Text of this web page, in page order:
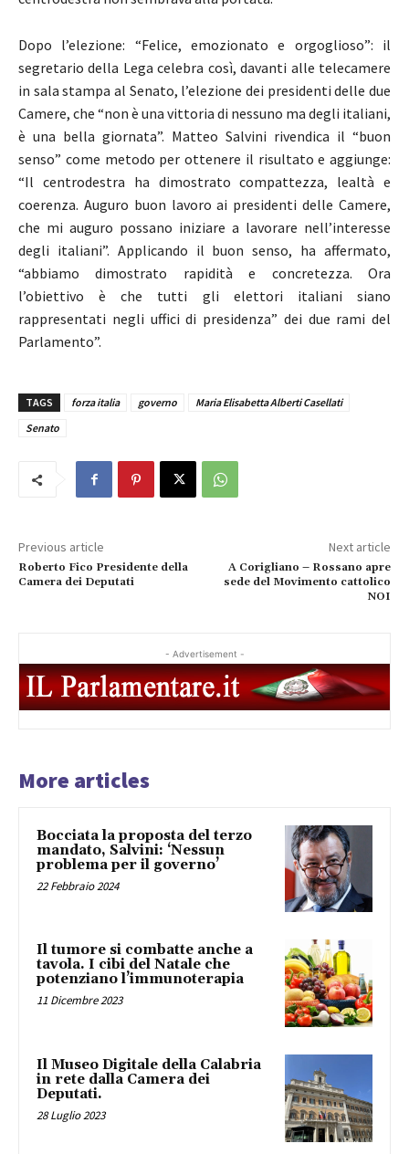
Dopo l’elezione: “Felice, emozionato e orgoglioso”: il
segretario della Lega celebra così, davanti alle telecamere
in sala stampa al Senato, l’elezione dei presidenti delle due
Camere, che “non è una vittoria di nessuno ma degli italiani,
è una bella giornata”. Matteo Salvini rivendica il “buon
senso” come metodo per ottenere il risultato e aggiunge:
“Il centrodestra ha dimostrato compattezza, lealtà e
coerenza. Auguro buon lavoro ai presidenti delle Camere,
che mi auguro possano iniziare a lavorare nell’interesse
degli italiani”. Applicando il buon senso, ha affermato,
“abbiamo dimostrato rapidità e concretezza. Ora
l’obiettivo è che tutti gli elettori italiani siano
rappresentati negli uffici di presidenza” dei due rami del
Parlamento”.
TAGS forza italia governo
Maria Elisabetta Alberti Casellati
Senato
Previous article
Roberto Fico Presidente della
Camera dei Deputati
Next article
A Corigliano – Rossano apre
sede del Movimento cattolico
NOI
- Advertisement -
More articles
Bocciata la proposta del terzo
mandato, Salvini: ‘Nessun
problema per il governo’
22 Febbraio 2024
Il tumore si combatte anche a
tavola. I cibi del Natale che
potenziano l’immunoterapia
11 Dicembre 2023
Il Museo Digitale della Calabria
in rete dalla Camera dei
Deputati.
28 Luglio 2023